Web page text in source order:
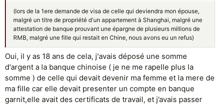
(lors de la 1ere demande de visa de celle qui deviendra mon épouse,
malgré un titre de propriété d'un appartement à Shanghai, malgré une
attestation de banque prouvant une épargne de plusieurs millions de
RMB, malgré une fille qui restait en Chine, nous avons eu un refus)
Oui, il y as 18 ans de cela, j'avais déposé une somme
d'argent a la banque chinoise ( je ne me rapelle plus la
somme ) de celle qui devait devenir ma femme et la mere de
ma fille car elle devait presenter un compte en banque
garnit,elle avait des certificats de travail, et j’avais passer